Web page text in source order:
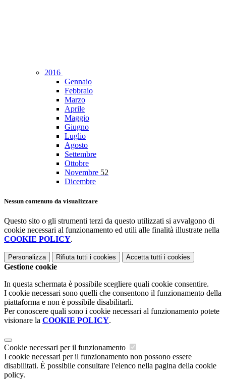
2016
Gennaio
Febbraio
Marzo
Aprile
Maggio
Giugno
Luglio
Agosto
Settembre
Ottobre
Novembre 52
Dicembre
Nessun contenuto da visualizzare
Questo sito o gli strumenti terzi da questo utilizzati si avvalgono di
cookie necessari al funzionamento ed utili alle finalità illustrate nella
COOKIE POLICY.
Personalizza Rifiuta tutti i cookies Accetta tutti i cookies
Gestione cookie
In questa schermata è possibile scegliere quali cookie consentire.
I cookie necessari sono quelli che consentono il funzionamento della
piattaforma e non è possibile disabilitarli.
Per conoscere quali sono i cookie necessari al funzionamento potete
visionare la COOKIE POLICY.
Cookie necessari per il funzionamento
I cookie necessari per il funzionamento non possono essere
disabilitati. È possibile consultare l'elenco nella pagina della cookie
policy.